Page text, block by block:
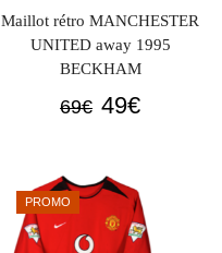
Maillot rétro MANCHESTER
UNITED away 1995
BECKHAM
69€ Le
était :
69€.
49€Le
49€.
PROMO